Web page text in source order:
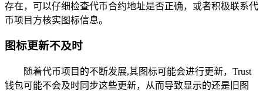
存在，可以仔细检查代币合约地址是否正确，或者积极联系代
币项目方核实图标信息。
图标更新不及时
随着代币项目的不断发展,其图标可能会进行更新，Trust
钱包可能不会及时同步这些更新，从而导致显示的还是旧图